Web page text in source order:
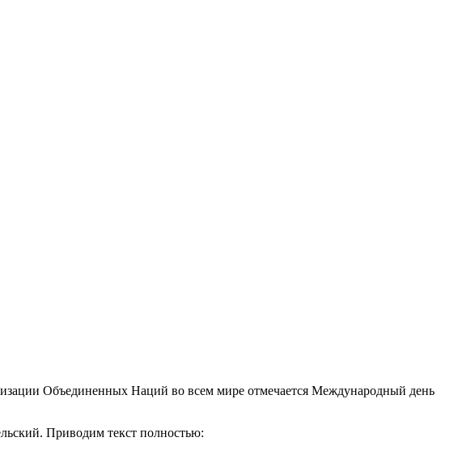
Объединенных Наций во всем мире отмечается Международный день
Приводим текст полностью: